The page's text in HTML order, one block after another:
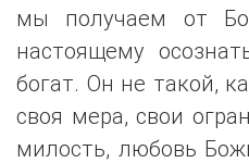
мы получаем от
настоящему
богат. Он не такой,
своя мера, свои
милость, любовь